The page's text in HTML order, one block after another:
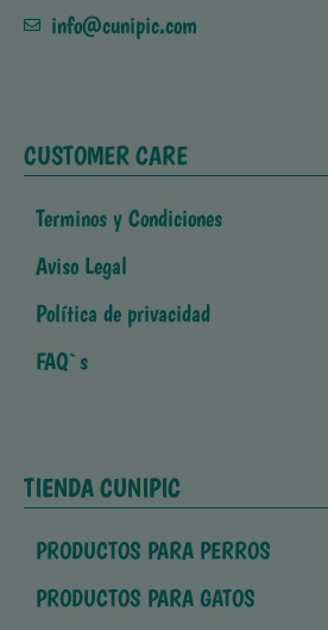
info@cunipic.com
CUSTOMER CARE
Terminos y Condiciones
Aviso Legal
Política de privacidad
FAQ`s
TIENDA CUNIPIC
PRODUCTOS PARA PERROS
PRODUCTOS PARA GATOS